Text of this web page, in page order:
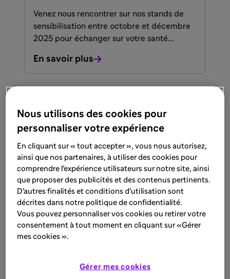
Venez nous rencontrer sur nos stands de
sensibilisation entre octobre et décembre
2025 pour échanger sur votre santé
En savoir plus
6 févr. 2025
20e Congrès Francophone
d'Allergologie (CFA)
Découvrez le programme de notre
symposium CFA 2025
En savoir plus
Nous utilisons des cookies pour
personnaliser votre expérience
En cliquant sur « tout accepter », vous nous autorisez,
ainsi que nos partenaires, à utiliser des cookies pour
comprendre l’expérience utilisateurs sur notre site, ainsi
que proposer des publicités et des contenus pertinents.
D'autres finalités et conditions d'utilisation sont
décrites dans notre politique de confidentialité.
Vous pouvez personnaliser vos cookies ou retirer votre
consentement à tout moment en cliquant sur «Gérer
mes cookies ».
Gérer mes cookies